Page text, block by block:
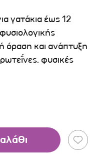
γατάκια έως 12
όραση και ανάπτυξη
φυσικές